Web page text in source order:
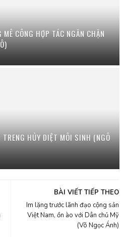
CÔNG HỢP TÁC NGĂN CHẶN
HỦY DIỆT MÔI SINH (NGÔ
BÀI VIẾT TIẾP THEO
Im lặng trước lãnh đạo cộng sản
Việt Nam, ồn ào với Dân chủ Mỹ
(Võ Ngọc Ánh)